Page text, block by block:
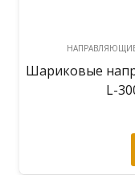
Шариковые
L-